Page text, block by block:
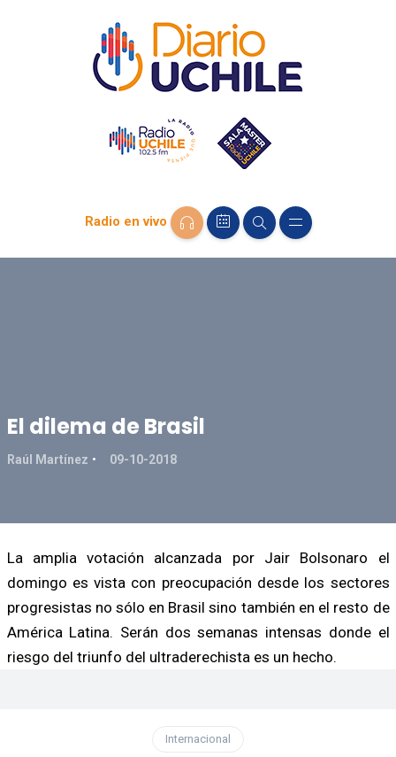
Radio en vivo
El dilema de Brasil
Raúl Martínez 09-10-2018
La amplia votación alcanzada por Jair Bolsonaro el
domingo es vista con preocupación desde los sectores
progresistas no sólo en Brasil sino también en el resto de
América Latina. Serán dos semanas intensas donde el
riesgo del triunfo del ultraderechista es un hecho.
Internacional